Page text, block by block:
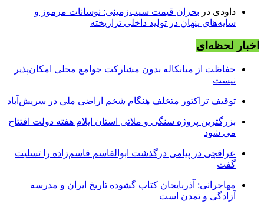
داودی در بحران قیمت سیب‌زمینی: نوسانات مرموز و
سایه‌های پنهان در تولید داخلی تراریخته
اخبار لحظه‌ای
حفاظت از میانکاله بدون مشارکت جوامع محلی امکان‌پذیر
نیست
توقیف تراکتور متخلف هنگام شخم اراضی ملی در سریش‌آباد
بزرگترین پروژه سنگی و ملاتی استان ایلام هفته دولت افتتاح
می شود
عراقچی در پیامی درگذشت ابوالقاسم قاسم‌زاده را تسلیت
گفت
مهاجرانی: آذربایجان کتاب گشوده تاریخ ایران و مدرسه
آزادگی و تمدن است